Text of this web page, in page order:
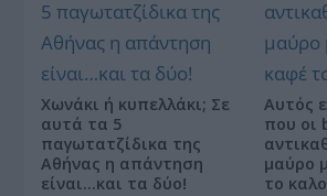
Χωνάκι ή κυπελλάκι; Σε
αυτά τα 5
παγωτατζίδικα της
Αθήνας η απάντηση
είναι…και τα δύο!
Αυτός
που οι
μαύρο
το